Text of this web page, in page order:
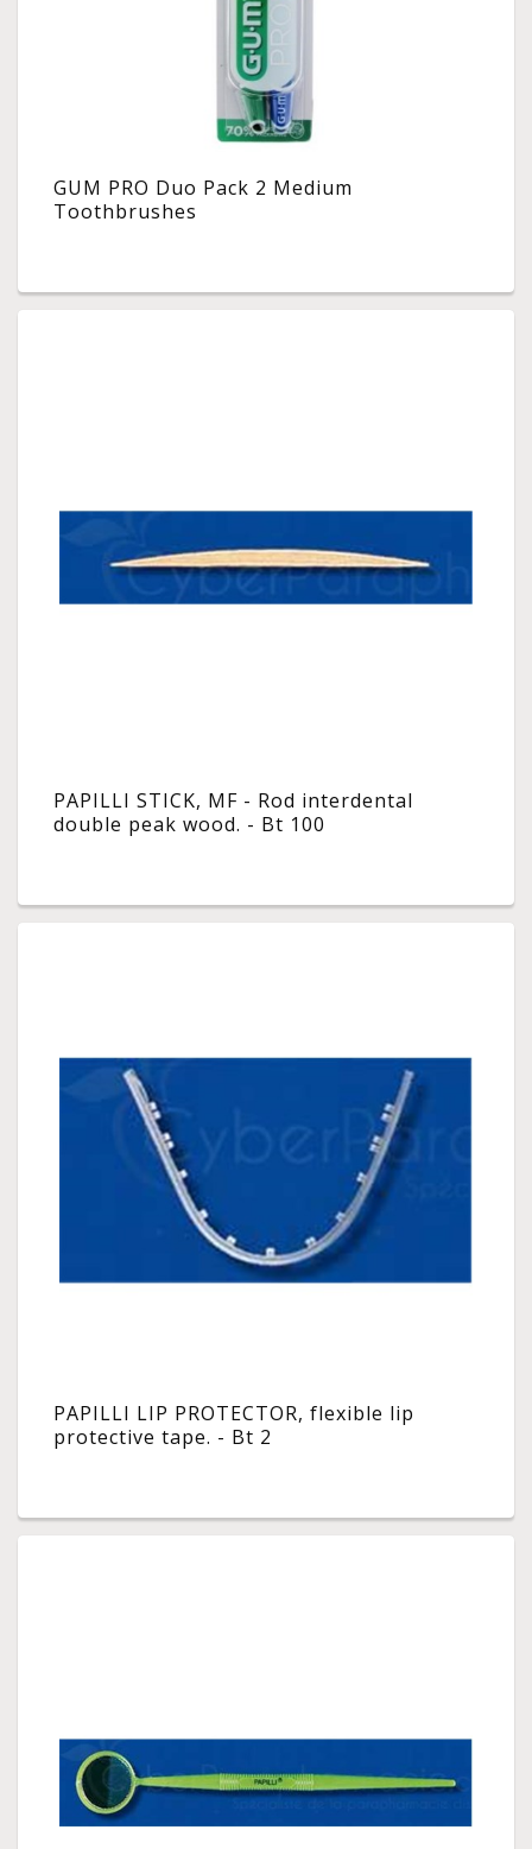
GUM PRO Duo Pack 2 Medium
Toothbrushes
PAPILLI STICK, MF - Rod interdental
double peak wood. - Bt 100
PAPILLI LIP PROTECTOR, flexible lip
protective tape. - Bt 2